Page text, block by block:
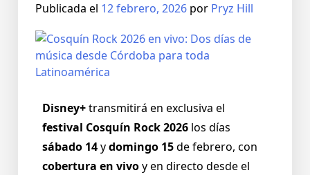
Publicada el 12 febrero, 2026 por Pryz Hill
Disney+transmitirá en exclusiva el
festival Cosquín Rock 2026 los días
sábado 14ydomingo 15de febrero, con
cobertura en vivoy en directo desde el